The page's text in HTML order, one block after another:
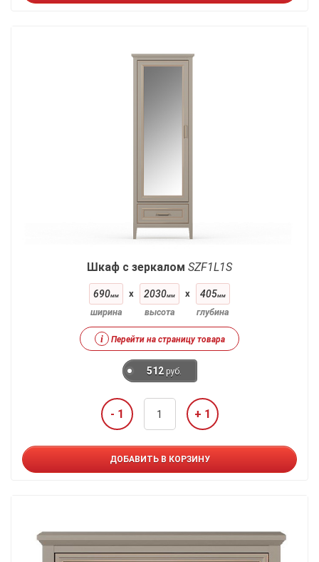
Шкаф с зеркалом SZF1L1S
690мм
ширина
x 2030мм
высота
x 405мм
глубина
i Перейти на страницу товара
512 руб.
- 1 + 1
ДОБАВИТЬ В КОРЗИНУ